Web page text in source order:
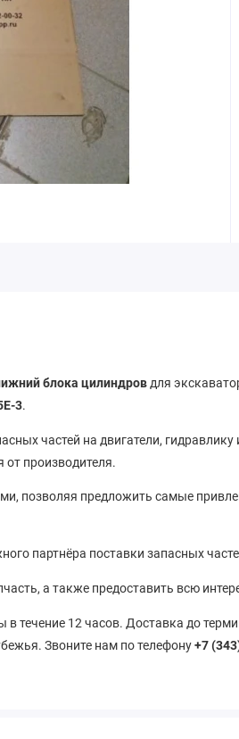
блока цилиндров для
3.
частей на двигатели, гидравлику
от производителя.
позволяя предложить самые
партнёра поставки запасных
а также предоставить всю
в течение 12 часов. Доставка до
Звоните нам по телефону+7